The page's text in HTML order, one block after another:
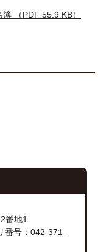
（PDF 55.9 KB）
番地1
番号：042-371-